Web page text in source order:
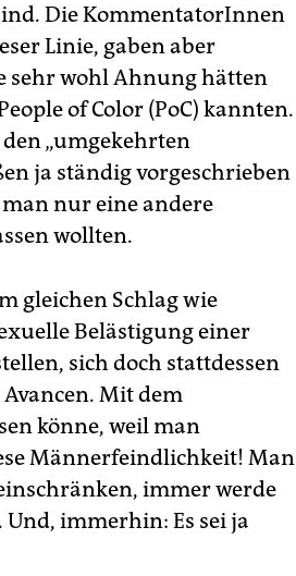
Die KommentatorInnen
Linie, gaben aber
sehr wohl Ahnung hätten
of Color (PoC) kannten.
„umgekehrten
ja ständig vorgeschrieben
nur eine andere
wollten.
gleichen Schlag wie
Belästigung einer
sich doch stattdessen
Mit dem
könne, weil man
Männerfeindlichkeit! Man
immer werde
immerhin: Es sei ja